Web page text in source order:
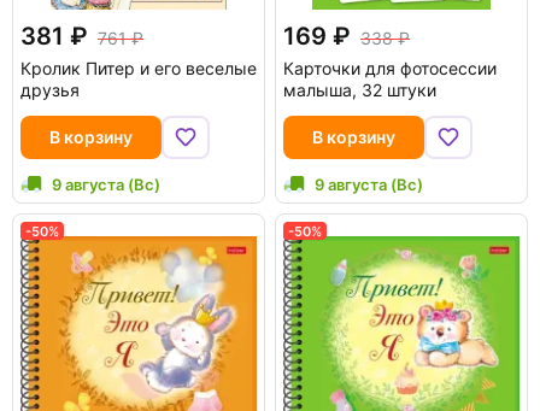
381
761
Кролик Питер и его веселые
друзья
В корзину
9 августа (Вс)
169
338
Карточки для фотосессии
малыша, 32 штуки
В корзину
9 августа (Вс)
-50% -50%